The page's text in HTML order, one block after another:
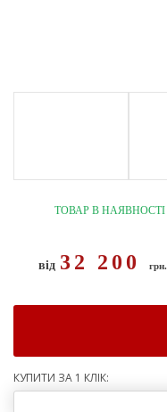
ТОВАР В НАЯВНОСТІ
від 32 200грн.
КУПИТИ ЗА 1 КЛІК: